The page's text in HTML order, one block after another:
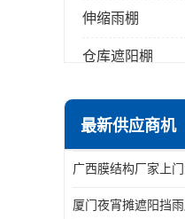
伸缩雨棚
仓库遮阳棚
电动推拉雨棚
膜结构停景观棚
最新供应商机